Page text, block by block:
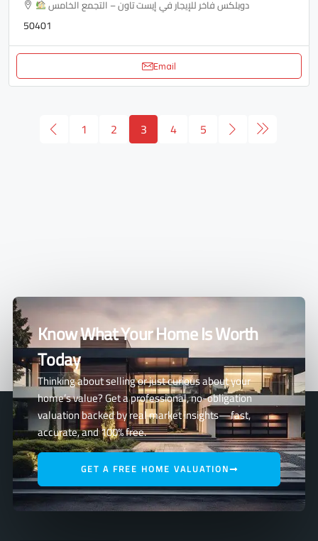
دوبلكس فاخر للإيجار في إيست تاون – التجمع الخامس
50401
Email
1 2 3 4 5
Know What Your Home Is Worth
Today
Thinking about selling or just curious about your
home’s value? Get a professional, no-obligation
valuation backed by real market insights—fast,
accurate, and 100% free.
GET A FREE HOME VALUATION